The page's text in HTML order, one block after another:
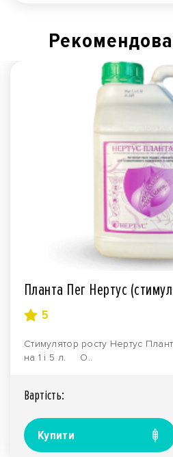
Планта Пег Нертус
5
Стимулятор росту Нертус
на 1 і 5 л. О..
Вартiсть:
Купити